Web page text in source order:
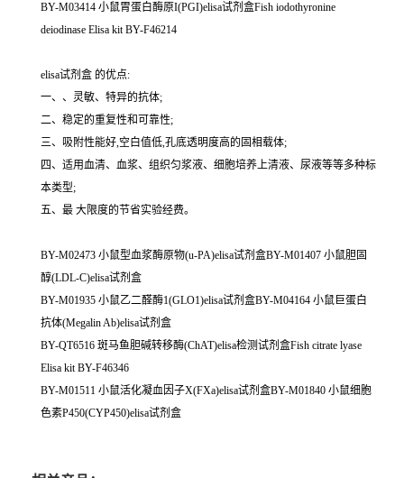
BY-M03414 小鼠胃蛋白酶原I(PGI)elisa试剂盒Fish iodothyronine
deiodinase Elisa kit BY-F46214
elisa试剂盒 的优点:
一、、灵敏、特异的抗体;
二、稳定的重复性和可靠性;
三、吸附性能好,空白值低,孔底透明度高的固相载体;
四、适用血清、血浆、组织匀浆液、细胞培养上清液、尿液等等多种标
本类型;
五、最 大限度的节省实验经费。
BY-M02473 小鼠型血浆酶原物(u-PA)elisa试剂盒BY-M01407 小鼠胆固
醇(LDL-C)elisa试剂盒
BY-M01935 小鼠乙二醛酶1(GLO1)elisa试剂盒BY-M04164 小鼠巨蛋白
抗体(Megalin Ab)elisa试剂盒
BY-QT6516 斑马鱼胆碱转移酶(ChAT)elisa检测试剂盒Fish citrate lyase
Elisa kit BY-F46346
BY-M01511 小鼠活化凝血因子X(FXa)elisa试剂盒BY-M01840 小鼠细胞
色素P450(CYP450)elisa试剂盒